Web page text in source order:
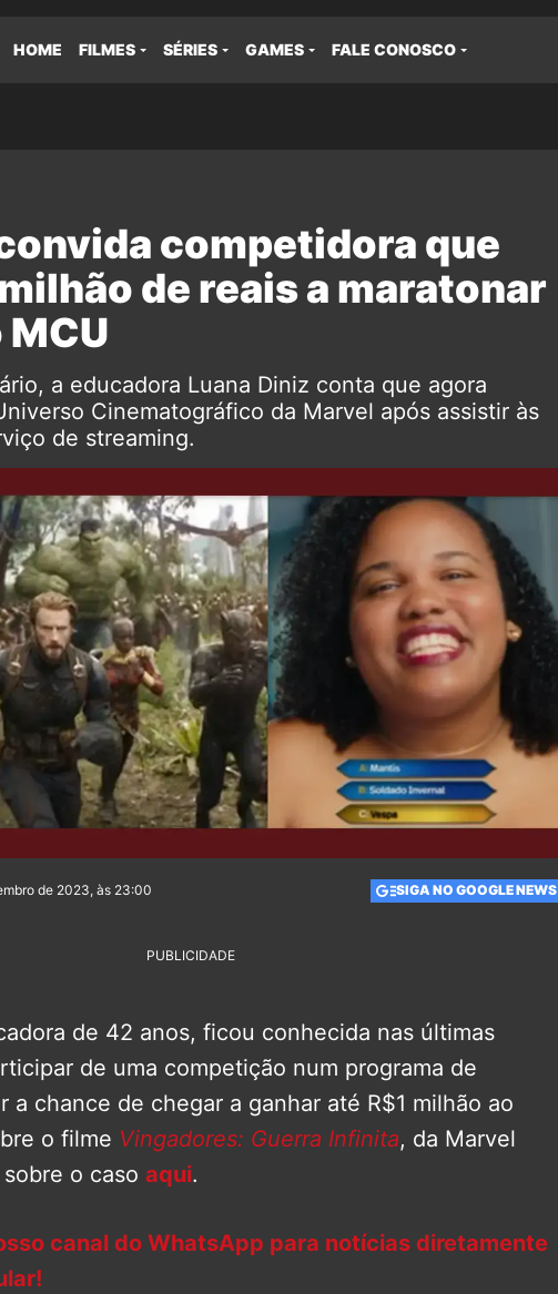
HOME FILMES SÉRIES GAMES FALE CONOSCO
competidora que
de reais a maratonar
a educadora Luana Diniz conta que agora
Cinematográfico da Marvel após assistir às
de streaming.
de 2023, às 23:00 SIGA NO GOOGLE NEWS
PUBLICIDADE
de 42 anos, ficou conhecida nas últimas
de uma competição num programa de
a chance de chegar a ganhar até R$1 milhão ao
o filme Vingadores: Guerra Infinita, da Marvel
o caso aqui.
canal do WhatsApp para notícias diretamente